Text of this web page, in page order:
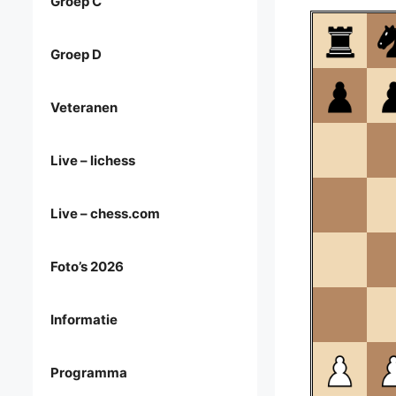
Groep D
Veteranen
Live – lichess
Live – chess.com
Foto’s 2026
Informatie
Programma